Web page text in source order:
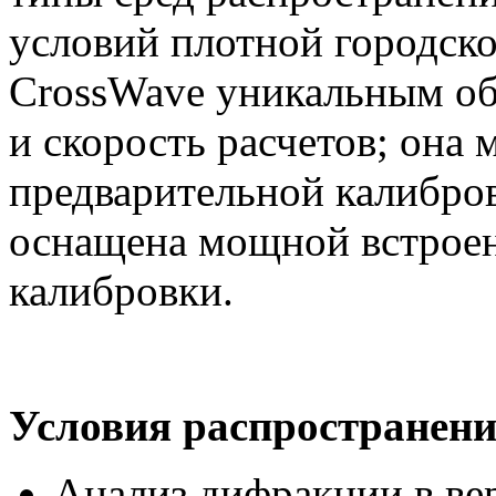
условий плотной
CrossWave уникальным
и скорость расчетов; она
предварительной
оснащена мощной
калибровки.
Условия